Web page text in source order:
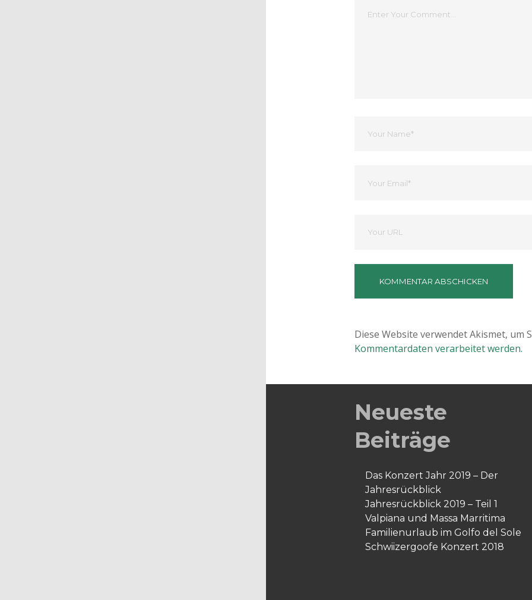
Kommentar
Name
Email
Website
Diese Website verwendet Akismet, um
Kommentardaten verarbeitet werden.
Neueste
Beiträge
Das Konzert Jahr 2019 – Der
Jahresrückblick
Jahresrückblick 2019 – Teil 1
Valpiana und Massa Marritima
Familienurlaub im Golfo del Sole
Schwiizergoofe Konzert 2018